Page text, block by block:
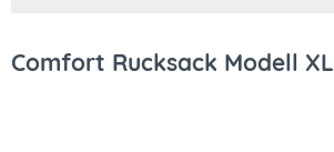
Comfort Rucksack Modell XL